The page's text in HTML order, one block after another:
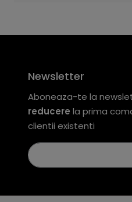
Newsletter
Aboneaza-te la
reducere la prima
clientii existenti